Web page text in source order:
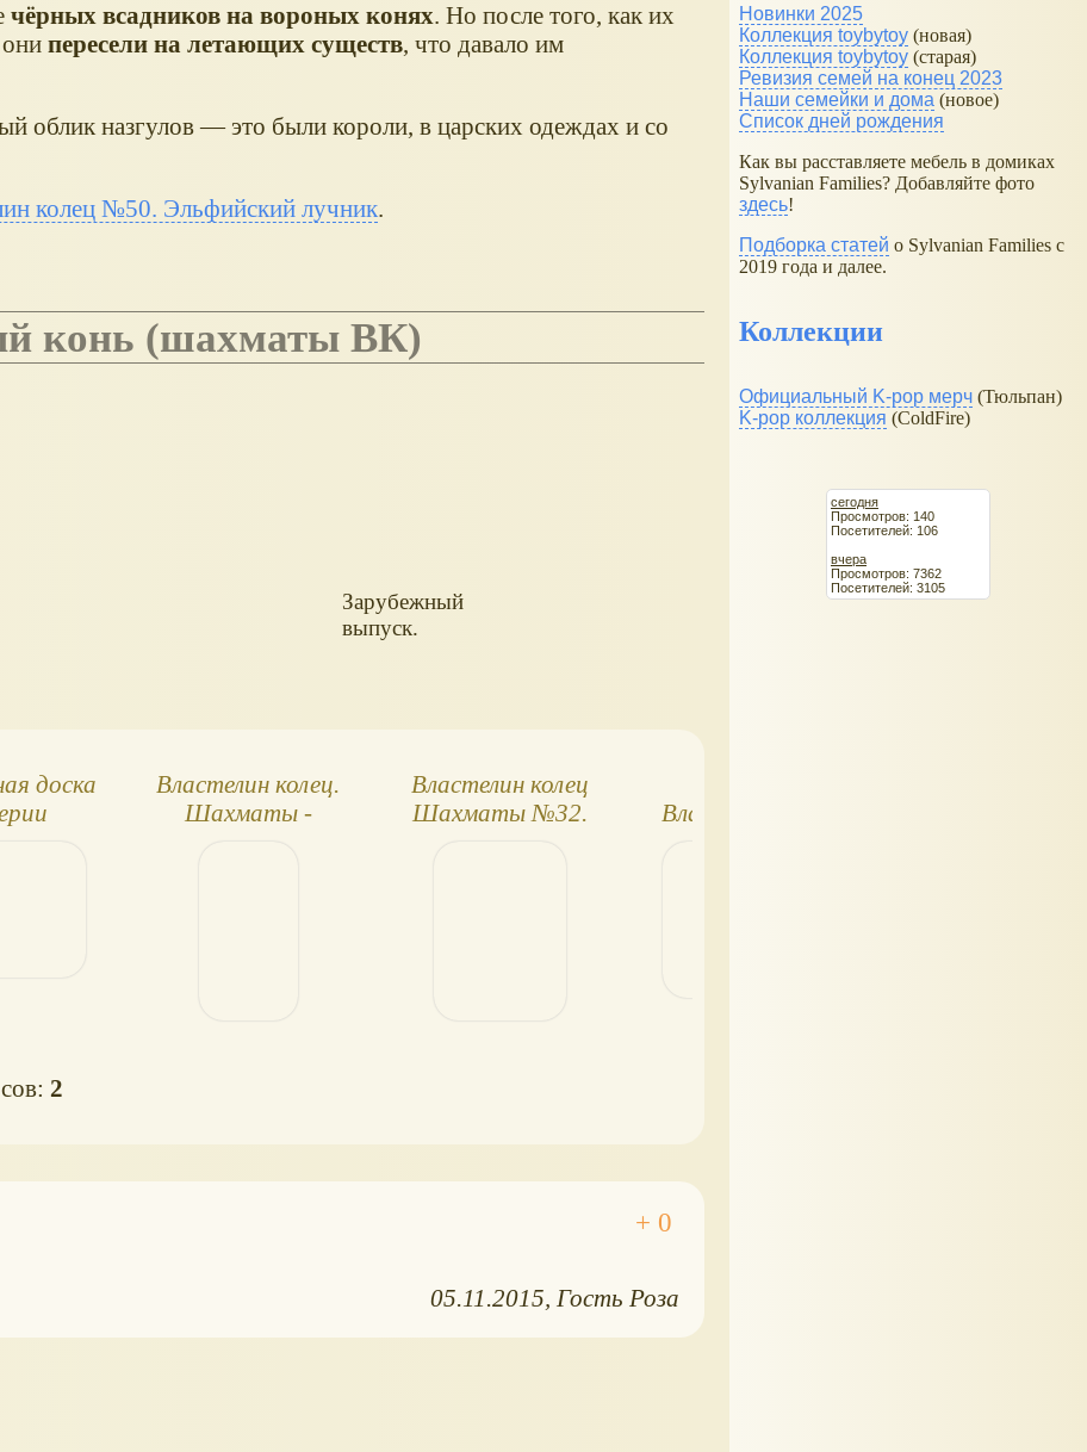
чёрных всадников на вороных конях. Но после того, как их
пересели на летающих существ, что давало им
облик назгулов — это были короли, в царских одеждах и со
колец №50. Эльфийский лучник.
конь (шахматы ВК)
Зарубежный
выпуск.
доска
Властелин колец.
Шахматы -
Властелин колец
Шахматы №32.
Властелин Колец
2
05.11.2015 Гость Роза
Новинки 2025
Коллекция toybytoy (новая)
Коллекция toybytoy (старая)
Ревизия семей на конец 2023
Наши семейки и дома (новое)
Список дней рождения
Как вы расставляете мебель в домиках
Sylvanian Families? Добавляйте фото
здесь!
Подборка статей о Sylvanian Families с
2019 года и далее.
Коллекции
Официальный K-pop мерч (Тюльпан)
K-pop коллекция (ColdFire)
сегодня
Просмотров: 140
Посетителей: 106
вчера
Просмотров: 7362
Посетителей: 3105